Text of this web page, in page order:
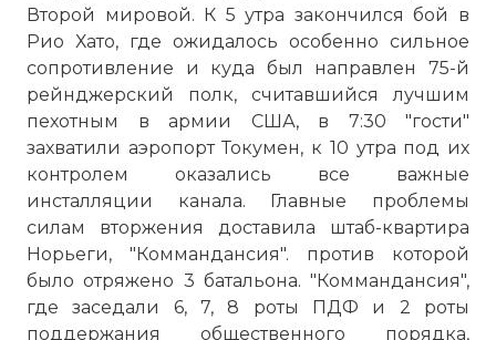
Второй мировой. К 5 утра закончился бой в
Рио Хато, где ожидалось особенно сильное
сопротивление и куда был направлен 75-й
рейнджерский полк, считавшийся лучшим
пехотным в армии США, в 7:30 "гости"
захватили аэропорт Токумен, к 10 утра под их
контролем оказались все важные
инсталляции канала. Главные проблемы
силам вторжения доставила штаб-квартира
Норьеги, "Коммандансия". против которой
было отряжено 3 батальона. "Коммандансия",
где заседали 6, 7, 8 роты ПДФ и 2 роты
поддержания общественного порядка,